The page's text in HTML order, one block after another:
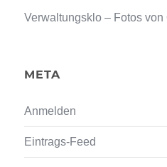
Verwaltungsklo – Fotos von
META
Anmelden
Eintrags-Feed